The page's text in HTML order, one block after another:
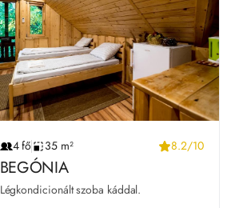
4 fő 35 m² 8.2/10
BEGÓNIA
Légkondicionált szoba káddal.